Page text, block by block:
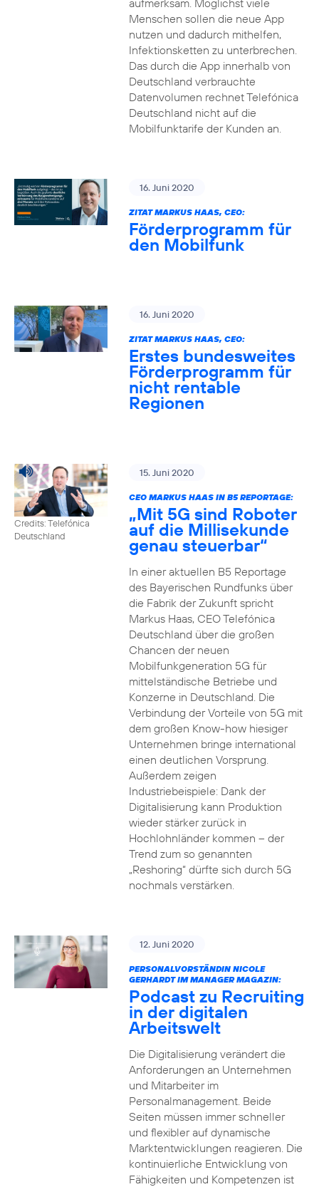
aufmerksam. Möglichst viele
Menschen sollen die neue App
nutzen und dadurch mithelfen,
Infektionsketten zu unterbrechen.
Das durch die App innerhalb von
Deutschland verbrauchte
Datenvolumen rechnet Telefónica
Deutschland nicht auf die
Mobilfunktarife der Kunden an.
16. Juni 2020
ZITAT MARKUS HAAS, CEO:
Förderprogramm für
den Mobilfunk
16. Juni 2020
ZITAT MARKUS HAAS, CEO:
Erstes bundesweites
Förderprogramm für
nicht rentable
Regionen
Credits: Telefónica
Deutschland
15. Juni 2020
CEO MARKUS HAAS IN B5 REPORTAGE:
„Mit 5G sind Roboter
auf die Millisekunde
genau steuerbar“
In einer aktuellen B5 Reportage
des Bayerischen Rundfunks über
die Fabrik der Zukunft spricht
Markus Haas, CEO Telefónica
Deutschland über die großen
Chancen der neuen
Mobilfunkgeneration 5G für
mittelständische Betriebe und
Konzerne in Deutschland. Die
Verbindung der Vorteile von 5G mit
dem großen Know-how hiesiger
Unternehmen bringe international
einen deutlichen Vorsprung.
Außerdem zeigen
Industriebeispiele: Dank der
Digitalisierung kann Produktion
wieder stärker zurück in
Hochlohnländer kommen – der
Trend zum so genannten
„Reshoring“ dürfte sich durch 5G
nochmals verstärken.
12. Juni 2020
PERSONALVORSTÄNDIN NICOLE
GERHARDT IM MANAGER MAGAZIN:
Podcast zu Recruiting
in der digitalen
Arbeitswelt
Die Digitalisierung verändert die
Anforderungen an Unternehmen
und Mitarbeiter im
Personalmanagement. Beide
Seiten müssen immer schneller
und flexibler auf dynamische
Marktentwicklungen reagieren. Die
kontinuierliche Entwicklung von
Fähigkeiten und Kompetenzen ist